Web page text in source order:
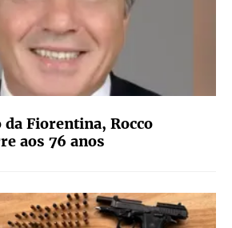
Fiorentina, Rocco
aos 76 anos